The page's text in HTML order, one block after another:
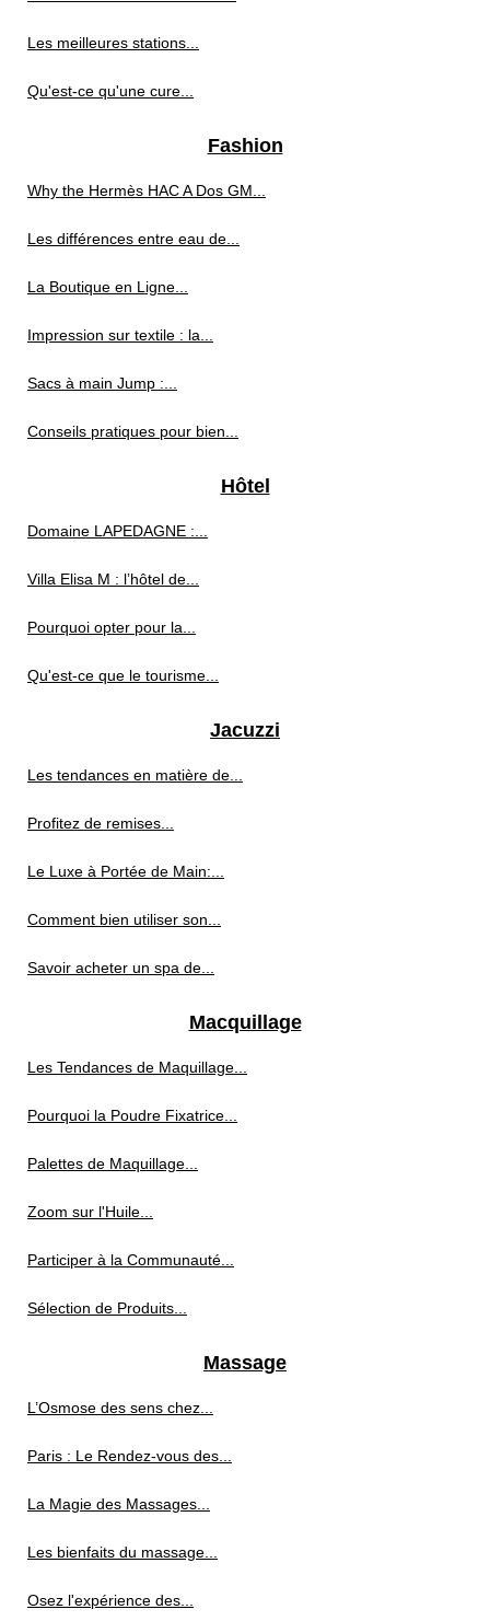
Les meilleures stations...
Qu'est-ce qu'une cure...
Fashion
Why the Hermès HAC A Dos GM...
Les différences entre eau de...
La Boutique en Ligne...
Impression sur textile : la...
Sacs à main Jump :...
Conseils pratiques pour bien...
Hôtel
Domaine LAPEDAGNE :...
Villa Elisa M : l’hôtel de...
Pourquoi opter pour la...
Qu'est-ce que le tourisme...
Jacuzzi
Les tendances en matière de...
Profitez de remises...
Le Luxe à Portée de Main:...
Comment bien utiliser son...
Savoir acheter un spa de...
Macquillage
Les Tendances de Maquillage...
Pourquoi la Poudre Fixatrice...
Palettes de Maquillage...
Zoom sur l'Huile...
Participer à la Communauté...
Sélection de Produits...
Massage
L’Osmose des sens chez...
Paris : Le Rendez-vous des...
La Magie des Massages...
Les bienfaits du massage...
Osez l'expérience des...